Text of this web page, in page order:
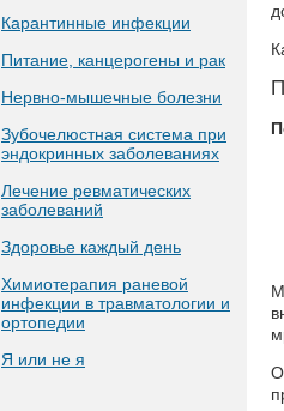
Карантинные инфекции
Питание, канцерогены и рак
Нервно-мышечные болезни
Зубочелюстная система при
эндокринных заболеваниях
Лечение ревматических
заболеваний
Здоровье каждый день
Химиотерапия раневой
инфекции в травматологии и
ортопедии
Я или не я